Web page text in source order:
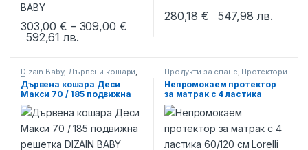
303,00€ – 309,00 €Price range: 303,00 € through
592,61лв.
This product has multiple variants. The options may be chosen
280,18€ 547,98 лв.
This product has multiple
Dizain Baby, Дървени кошари,
Продукти за спане
Дървена кошара Деси
Макси 70 / 185 подвижна
решетка DIZAIN BABY
Продукти за спане, Протектори
за матрак
Непромокаем протектор
за матрак с 4 ластика
60/120 см Lorelli